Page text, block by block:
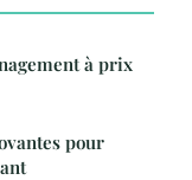
à prix
pour